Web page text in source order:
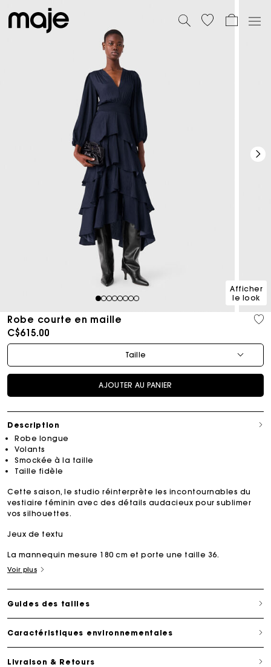
12345678
Afficher
le look
Robe courte en maille
C$615.00
Taille
AJOUTER AU PANIER
Description
Robe longue
Volants
Smockée à la taille
Taille fidèle
Cette saison, le studio réinterprète les incontournables du
vestiaire féminin avec des détails audacieux pour sublimer
vos silhouettes.
Jeux de textu
La mannequin mesure 180 cm et porte une taille 36.
Voir plus
Guides des tailles
Caractéristiques environnementales
Livraison & Retours